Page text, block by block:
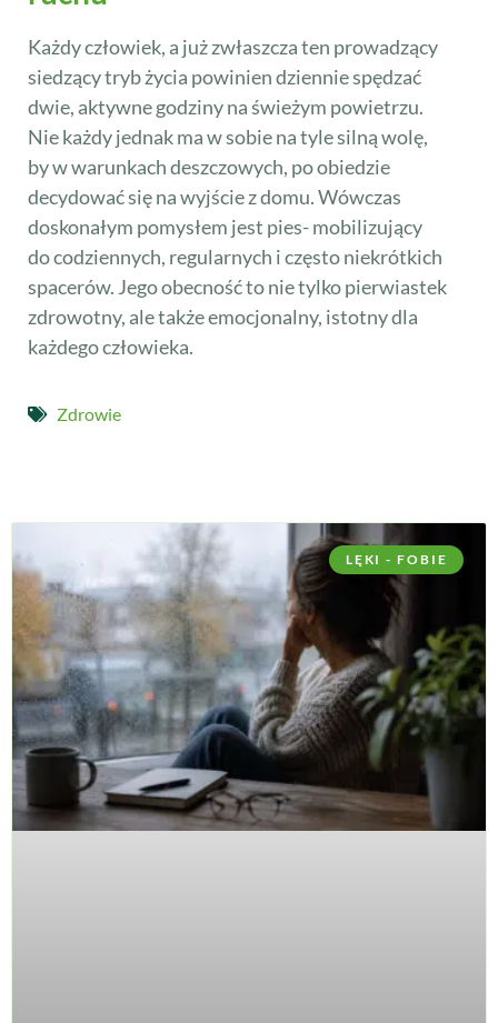
Każdy człowiek, a już zwłaszcza ten prowadzący
siedzący tryb życia powinien dziennie spędzać
dwie, aktywne godziny na świeżym powietrzu.
Nie każdy jednak ma w sobie na tyle silną wolę,
by w warunkach deszczowych, po obiedzie
decydować się na wyjście z domu. Wówczas
doskonałym pomysłem jest pies- mobilizujący
do codziennych, regularnych i często niekrótkich
spacerów. Jego obecność to nie tylko pierwiastek
zdrowotny, ale także emocjonalny, istotny dla
każdego człowieka.
Zdrowie
LĘKI - FOBIE